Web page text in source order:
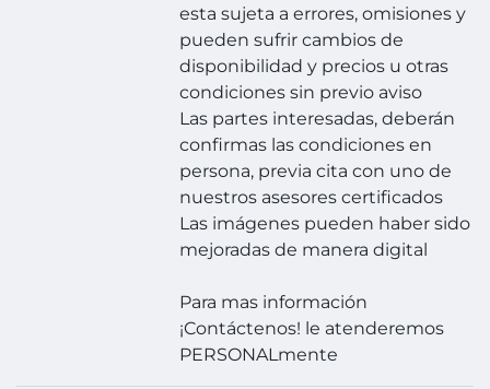
esta sujeta a errores, omisiones y
pueden sufrir cambios de
disponibilidad y precios u otras
condiciones sin previo aviso
Las partes interesadas, deberán
confirmas las condiciones en
persona, previa cita con uno de
nuestros asesores certificados
Las imágenes pueden haber sido
mejoradas de manera digital
Para mas información
¡Contáctenos! le atenderemos
PERSONALmente